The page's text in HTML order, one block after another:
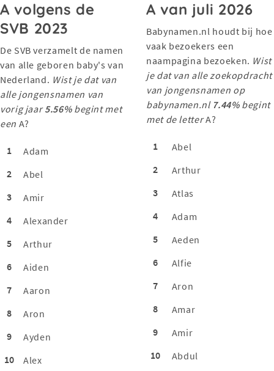
A volgens de
SVB 2023
De SVB verzamelt de namen
van alle geboren baby's van
Nederland. Wist je dat van
alle jongensnamen van
vorig jaar5.56%begint met
een A?
1
Adam
2
Abel
3
Amir
4
Alexander
5
Arthur
6
Aiden
7
Aaron
8
Aron
9
Ayden
10
Alex
A van juli 2026
Babynamen.nl houdt bij hoe
vaak bezoekers een
naampagina bezoeken. Wist
je dat van alle zoekopdracht
van jongensnamen op
babynamen.nl 7.44%begint
met de letterA?
1
Abel
2
Arthur
3
Atlas
4
Adam
5
Aeden
6
Alfie
7
Aron
8
Amar
9
Amir
10
Abdul